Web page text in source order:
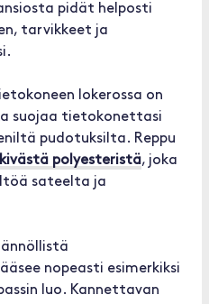
pidät helposti
tarvikkeet ja
lokerossa on
suojaa tietokonettasi
pudotuksilta. Reppu
polyesteristä, joka
sateelta ja
nopeasti esimerkiksi
luo. Kannettavan